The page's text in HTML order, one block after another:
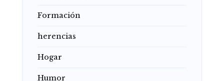
Formación
herencias
Hogar
Humor